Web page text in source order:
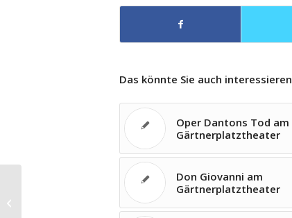
Das könnte Sie auch interessieren
Oper Dantons Tod am
Gärtnerplatztheater
Don Giovanni am
Gärtnerplatztheater
Verdi-Festival an der Oper Lyon